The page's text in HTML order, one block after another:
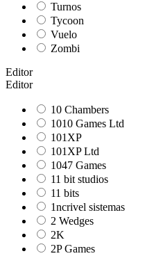
Turnos
Tycoon
Vuelo
Zombi
Editor
Editor
10 Chambers
1010 Games Ltd
101XP
101XP Ltd
1047 Games
11 bit studios
11 bits
1ncrivel sistemas
2 Wedges
2K
2P Games